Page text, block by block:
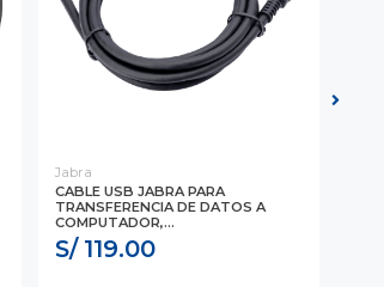
Jabra
CABLE USB JABRA PARA
TRANSFERENCIA DE DATOS A
COMPUTADOR,...
S/ 119.00